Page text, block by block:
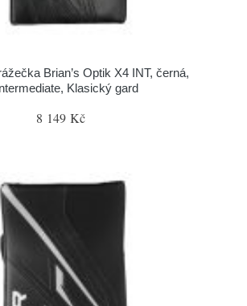
Brian’s Optik X4 INT, černá,
Klasický gard
8 149 Kč